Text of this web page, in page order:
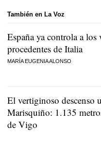
También en La Voz
España ya controla a los
procedentes de Italia
MARÍA EUGENIA ALONSO
El vertiginoso descenso
Marisquiño: 1.135
de Vigo